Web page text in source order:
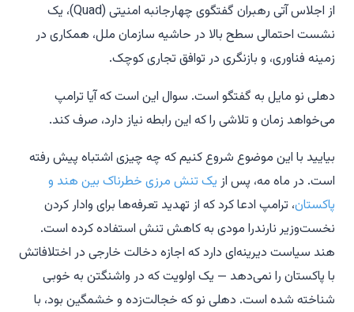
از اجلاس آتی رهبران گفتگوی چهارجانبه امنیتی (Quad)، یک
نشست احتمالی سطح بالا در حاشیه سازمان ملل، همکاری در
زمینه فناوری، و بازنگری در توافق تجاری کوچک.
دهلی نو مایل به گفتگو است. سوال این است که آیا ترامپ
می‌خواهد زمان و تلاشی را که این رابطه نیاز دارد، صرف کند.
بیایید با این موضوع شروع کنیمکه چه چیزی اشتباه پیش رفته
است. در ماه مه، پس از یک تنش مرزی خطرناک بین هند و
پاکستان، ترامپ ادعا کرد که از تهدید تعرفه‌ها برای وادار کردن
نخست‌وزیر نارندرا مودی به کاهش تنش استفاده کرده است.
هند سیاست دیرینه‌ای دارد که اجازه دخالت خارجی در اختلافاتش
با پاکستان را نمی‌دهد — یک اولویت که در واشنگتن به خوبی
شناخته شده است. دهلی نو که خجالت‌زده و خشمگین بود، با